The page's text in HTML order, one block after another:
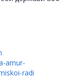
amur-
radi